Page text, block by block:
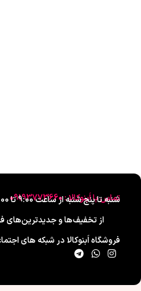
تماس با اَبنوکالا : 09193773660
شنبه تا پنج شنبه از ساعت 9:00 تا 24:00
از تخفیف‌ها و جدیدترین‌های
فروشگاه اَبنوکالا در شبکه های